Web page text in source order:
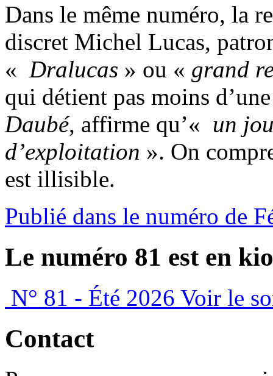
Dans le même numéro, la
discret Michel Lucas,
« Dralucas » ou « grand
qui détient pas moins
Daubé, affirme qu’« un
d’exploitation ». On
est illisible.
Publié dans le numéro de
Le numéro 81 est en
N° 81 - Été 2026 Voir le
Contact